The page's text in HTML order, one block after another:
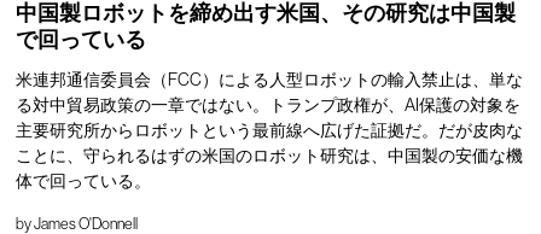
中国製ロボットを締め出す米国、その研究は中国製
で回っている
米連邦通信委員会（FCC）による人型ロボットの輸入禁止は、単な
る対中貿易政策の一章ではない。トランプ政権が、AI保護の対象を
主要研究所からロボットという最前線へ広げた証拠だ。だが皮肉な
ことに、守られるはずの米国のロボット研究は、中国製の安価な機
体で回っている。
byJames O'Donnell